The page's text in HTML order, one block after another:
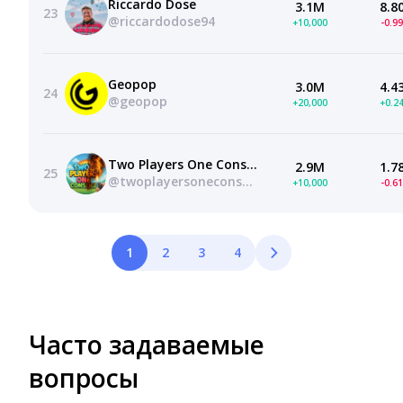
23
Riccardo Dose
@riccardodose94
3.1M
+10,000 -
24
Geopop
@geopop
3.0M
+20,000
25
Two Players One Console
@twoplayersoneconsoleyt
2.9M
+10,000 -
1 2 3 4
Часто задаваемые
вопросы